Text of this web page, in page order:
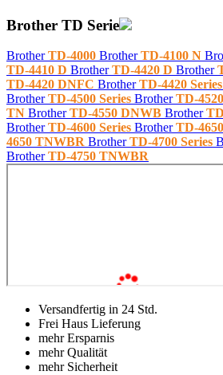
Brother TD Serie
BrotherTD-4000 BrotherTD-4100 N
TD-4410 D BrotherTD-4420 D Brother
TD-4420 DNFC BrotherTD-4420 Series
BrotherTD-4500 Series BrotherTD-
TN BrotherTD-4550 DNWB Brother
BrotherTD-4600 Series BrotherTD-
4650 TNWBR BrotherTD-4700 Series
BrotherTD-4750 TNWBR
Versandfertig in 24 Std.
Frei Haus Lieferung
mehr Ersparnis
mehr Qualität
mehr Sicherheit